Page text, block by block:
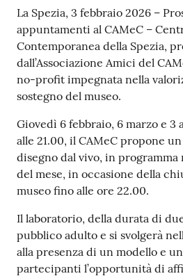
r
t
i
f
i
c
t
i
A
n
a
g
r
a
f
Contenuto
La Spezia, 3 febbraio 2026 –
appuntamenti al CAMeC –
Contemporanea della Spezia,
dall’Associazione Amici del
no-profit impegnata nella
sostegno del museo.
Giovedì 6 febbraio, 6 marzo e 3
alle 21.00, il CAMeC propone
disegno dal vivo, in
del mese, in occasione della
museo fino alle ore 22.00.
Il laboratorio, della durata di
pubblico adulto e si svolgerà
alla presenza di un modello e
partecipanti l’opportunità di